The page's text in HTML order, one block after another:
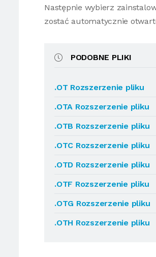
Następnie wybierz
zostać automatycznie
PODOBNE PLIKI
.OT Rozszerzenie pliku
.OTA Rozszerzenie pliku
.OTB Rozszerzenie pliku
.OTC Rozszerzenie pliku
.OTD Rozszerzenie pliku
.OTF Rozszerzenie pliku
.OTG Rozszerzenie pliku
.OTH Rozszerzenie pliku